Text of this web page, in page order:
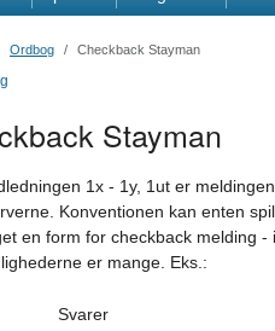
Ordbog Checkback Stayman
Stayman
1x - 1y, 1ut er
Konventionen kan enten
en form for checkback melding
er mange. Eks.:
Svarer